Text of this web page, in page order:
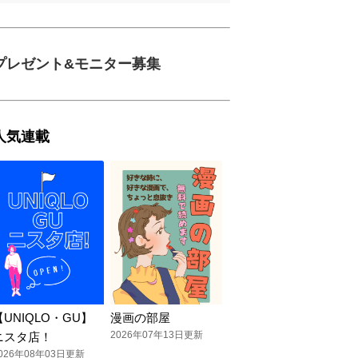
レゼント&モニター募集
気連載
UNIQLO・GU】
スタ店！
年08年03日更新
漫画の部屋
2026年07年13日更新